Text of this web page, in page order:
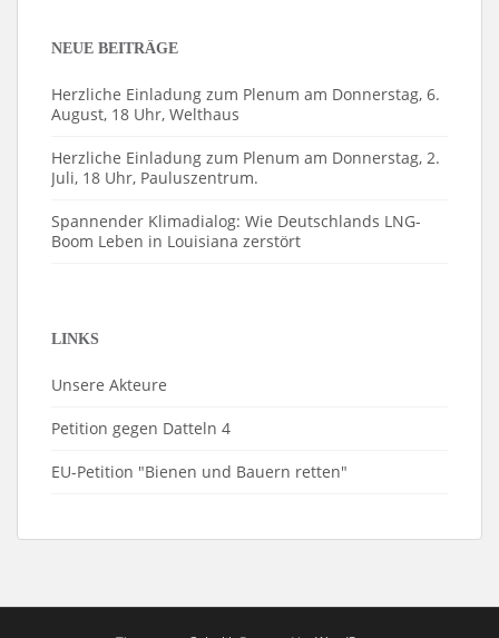
NEUE BEITRÄGE
Herzliche Einladung zum Plenum am Donnerstag, 6.
August, 18 Uhr, Welthaus
Herzliche Einladung zum Plenum am Donnerstag, 2.
Juli, 18 Uhr, Pauluszentrum.
Spannender Klimadialog: Wie Deutschlands LNG-
Boom Leben in Louisiana zerstört
LINKS
Unsere Akteure
Petition gegen Datteln 4
EU-Petition "Bienen und Bauern retten"